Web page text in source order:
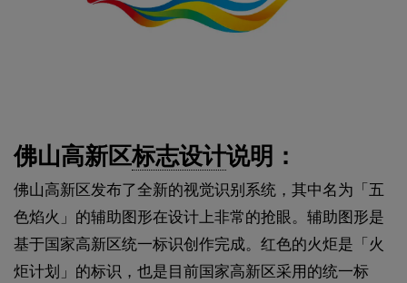
佛山高新区标志设计说明：
佛山高新区发布了全新的视觉识别系统，其中名为「五
色焰火」的辅助图形在设计上非常的抢眼。辅助图形是
基于国家高新区统一标识创作完成。红色的火炬是「火
炬计划」的标识，也是目前国家高新区采用的统一标